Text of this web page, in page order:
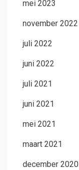
mei 2023
november 2022
juli 2022
juni 2022
juli 2021
juni 2021
mei 2021
maart 2021
december 2020